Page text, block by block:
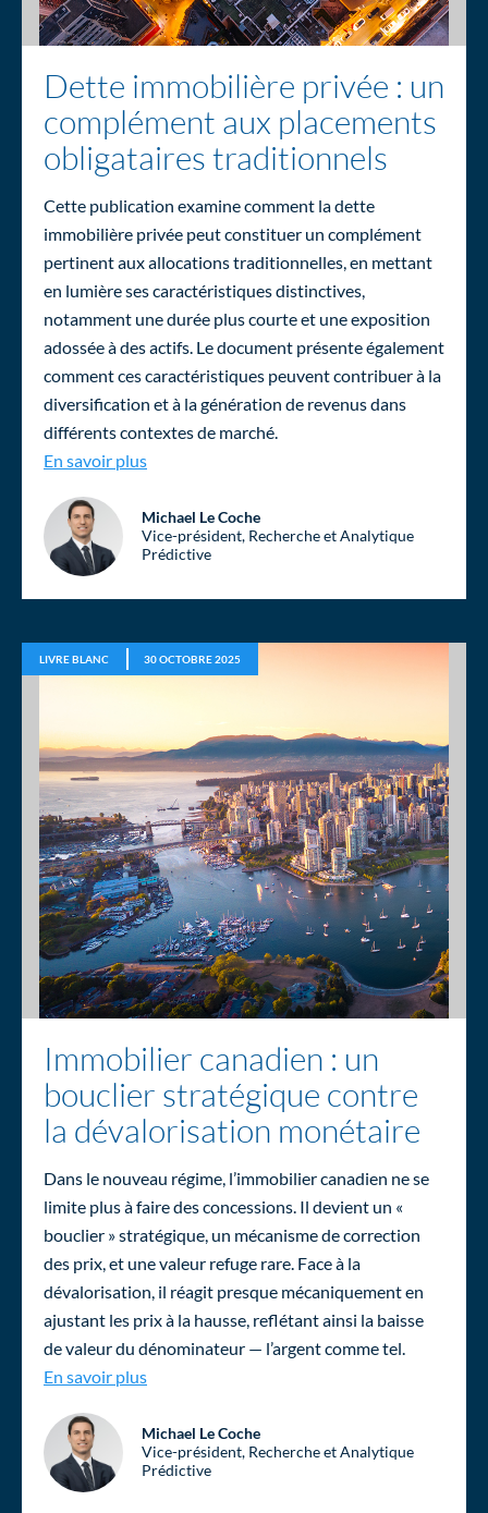
Dette immobilière privée : un
complément aux placements
obligataires traditionnels
Cette publication examine comment la dette
immobilière privée peut constituer un complément
pertinent aux allocations traditionnelles, en mettant
en lumière ses caractéristiques distinctives,
notamment une durée plus courte et une exposition
adossée à des actifs. Le document présente également
comment ces caractéristiques peuvent contribuer à la
diversification et à la génération de revenus dans
différents contextes de marché.
En savoir plusDette immobilière privée : un complément
Michael Le Coche
Vice-président, Recherche et Analytique
Prédictive
LIVRE BLANC 30 OCTOBRE 2025
Immobilier canadien : un
bouclier stratégique contre
la dévalorisation monétaire
Dans le nouveau régime, l’immobilier canadien ne se
limite plus à faire des concessions. Il devient un «
bouclier » stratégique, un mécanisme de correction
des prix, et une valeur refuge rare. Face à la
dévalorisation, il réagit presque mécaniquement en
ajustant les prix à la hausse, reflétant ainsi la baisse
de valeur du dénominateur — l’argent comme tel.
En savoir plusImmobilier canadien : un bouclier
Michael Le Coche
Vice-président, Recherche et Analytique
Prédictive